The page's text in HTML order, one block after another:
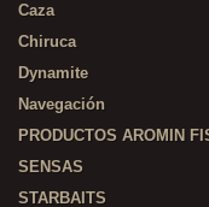
Caza
Chiruca
Dynamite
Navegación
PRODUCTOS AROMIN
SENSAS
STARBAITS